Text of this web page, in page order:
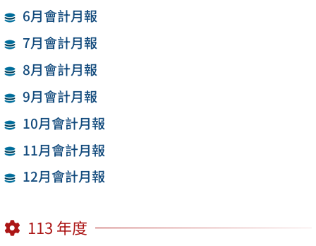
6月會計月報
7月會計月報
8月會計月報
9月會計月報
10月會計月報
11月會計月報
12月會計月報
113 年度